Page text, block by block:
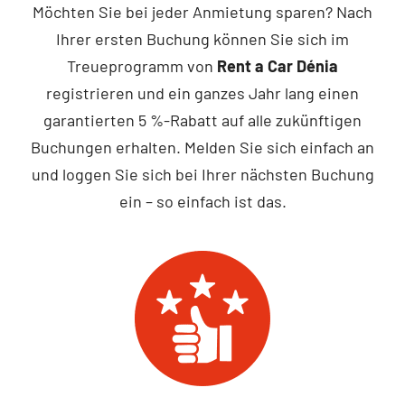
Contakt
Möchten Sie bei jeder Anmietung sparen? Nach
Ihrer ersten Buchung können Sie sich im
Treueprogramm von Rent a Car Dénia
registrieren und ein ganzes Jahr lang einen
garantierten 5 %-Rabatt auf alle zukünftigen
Buchungen erhalten. Melden Sie sich einfach an
und loggen Sie sich bei Ihrer nächsten Buchung
ein – so einfach ist das.